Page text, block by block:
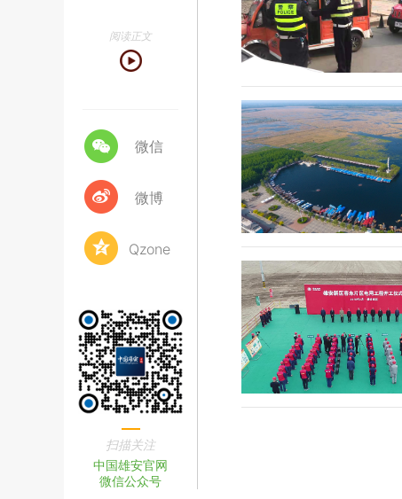
阅读正文
微信
微博
Qzone
扫描关注
中国雄安官网
微信公众号